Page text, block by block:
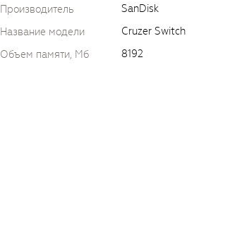
Производитель
SanDisk
Название модели
Cruzer Switch
Объем памяти, Мб
8192